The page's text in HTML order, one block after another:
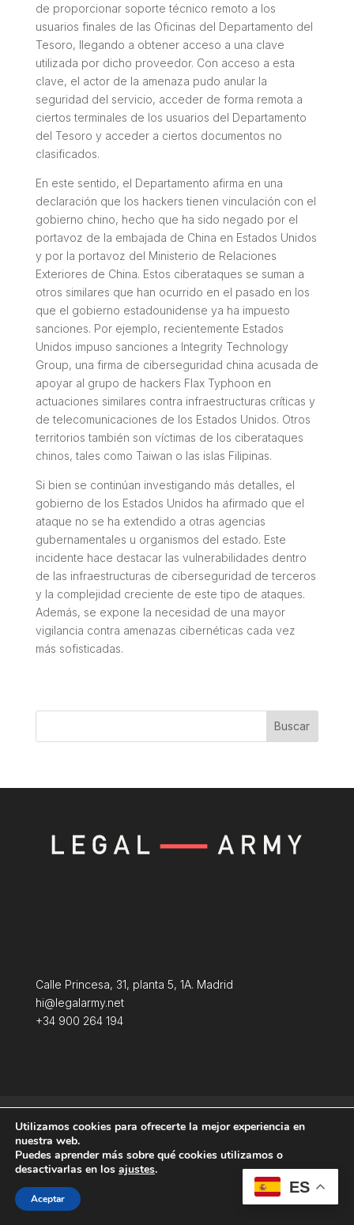
de proporcionar soporte técnico remoto a los
usuarios finales de las Oficinas del Departamento del
Tesoro, llegando a obtener acceso a una clave
utilizada por dicho proveedor. Con acceso a esta
clave, el actor de la amenaza pudo anular la
seguridad del servicio, acceder de forma remota a
ciertos terminales de los usuarios del Departamento
del Tesoro y acceder a ciertos documentos no
clasificados.
En este sentido, el Departamento afirma en una
declaración que los hackers tienen vinculación con el
gobierno chino, hecho que ha sido negado por el
portavoz de la embajada de China en Estados Unidos
y por la portavoz del Ministerio de Relaciones
Exteriores de China. Estos ciberataques se suman a
otros similares que han ocurrido en el pasado en los
que el gobierno estadounidense ya ha impuesto
sanciones. Por ejemplo, recientemente Estados
Unidos impuso sanciones a Integrity Technology
Group, una firma de ciberseguridad china acusada de
apoyar al grupo de hackers Flax Typhoon en
actuaciones similares contra infraestructuras críticas y
de telecomunicaciones de los Estados Unidos. Otros
territorios también son víctimas de los ciberataques
chinos, tales como Taiwan o las islas Filipinas.
Si bien se continúan investigando más detalles, el
gobierno de los Estados Unidos ha afirmado que el
ataque no se ha extendido a otras agencias
gubernamentales u organismos del estado. Este
incidente hace destacar las vulnerabilidades dentro
de las infraestructuras de ciberseguridad de terceros
y la complejidad creciente de este tipo de ataques.
Además, se expone la necesidad de una mayor
vigilancia contra amenazas cibernéticas cada vez
más sofisticadas.
Buscar
Calle Princesa, 31, planta 5, 1A. Madrid
hi@legalarmy.net
+34 900 264 194
Política de Cookies
Producida por Tempus Fugit Studio
ES
Utilizamos cookies para ofrecerte la mejor experiencia en
nuestra web.
Puedes aprender más sobre qué cookies utilizamos o
desactivarlas en los ajustes.
Aceptar